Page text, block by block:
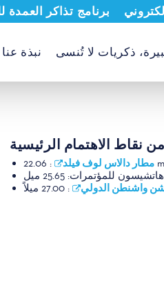
نبذة عنا ذكريات لا تُنسى
برنامج تذاكر العمدة
نقاط الاهتمام الرئيسية
مطار دالاس لوف فيلد :
للمؤتمرات: 25.65 ميل
واشنطن الدولي : 27.00 ميلاً